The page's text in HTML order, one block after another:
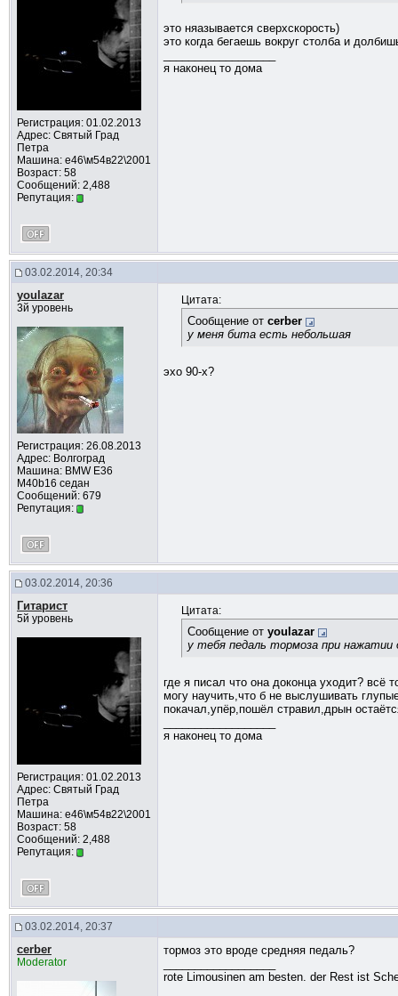
Регистрация: 01.02.2013
Адрес: Cвятый Град
Петра
Машина: е46\м54в22\2001
Возраст: 58
Сообщений: 2,488
Репутация:
это няазывается сверхскорость)
это когда бегаешь вокруг столба и
я наконец то дома
03.02.2014, 20:34
youlazar
3й уровень
Регистрация: 26.08.2013
Адрес: Волгоград
Машина: BMW Е36
M40b16 седан
Сообщений: 679
Репутация:
Цитата:
Сообщение от cerber
у меня бита есть небольшая
эхо 90-х?
03.02.2014, 20:36
Гитарист
5й уровень
Регистрация: 01.02.2013
Адрес: Cвятый Град
Петра
Машина: е46\м54в22\2001
Возраст: 58
Сообщений: 2,488
Репутация:
Цитата:
Сообщение от youlazar
у тебя педаль тормоза при
где я писал что она доконца уходит? всё
могу научить,что б не выслушивать
покачал,упёр,пошёл стравил,дрын
я наконец то дома
03.02.2014, 20:37
cerber
Moderator
тормоз это вроде средняя педаль?
rote Limousinen am besten. der Rest ist